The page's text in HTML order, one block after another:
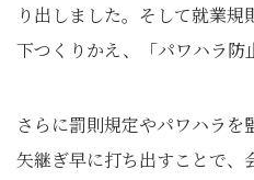
り出しました。そして就業
下つくりかえ、「パワハラ防
さらに罰則規定やパワハラ
矢継ぎ早に打ち出すことで、